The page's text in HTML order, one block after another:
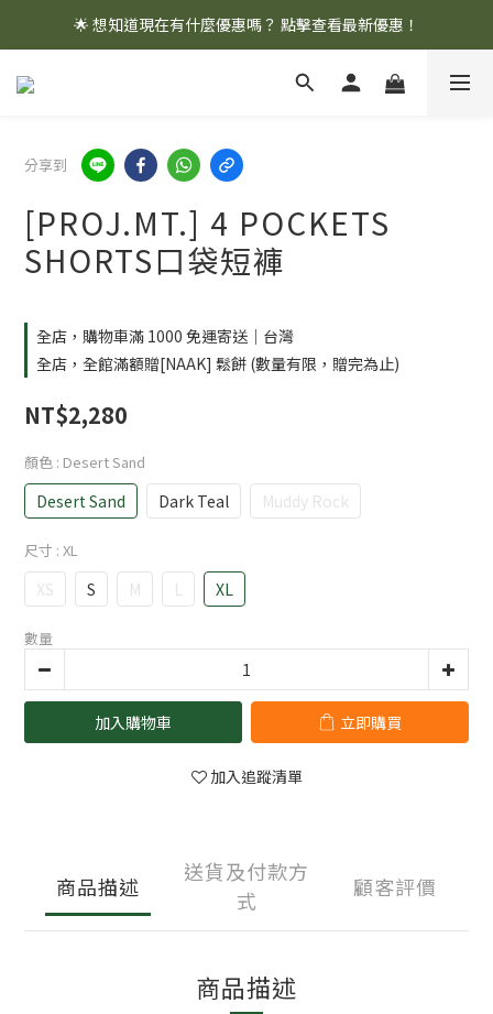
🌟 想知道現在有什麼優惠嗎？ 點擊查看最新優惠！
🌟 想知道現在有什麼優惠嗎？ 點擊查看最新優惠！
全館消費滿 $1,000 即享免運優惠
分享到
[PROJ.MT.] 4 POCKETS
SHORTS口袋短褲
全店，購物車滿 1000 免運寄送｜台灣
全店，全館滿額贈[NAAK] 鬆餅 (數量有限，贈完為止)
NT$2,280
顏色 : Desert Sand
Desert Sand Dark Teal Muddy Rock
尺寸 : XL
XS S M L XL
數量
加入購物車 立即購買
加入追蹤清單
商品描述
送貨及付款方
式
顧客評價
商品描述